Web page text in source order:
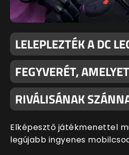
LELEPLEZTÉK A DC
FEGYVERÉT,
RIVÁLISÁNAK
Elképesztő játékmenettel
legújabb ingyenes